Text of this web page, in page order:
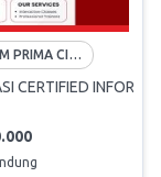
TELKOM PRIMA CIPTA CERTIFIA
CERTIFIED